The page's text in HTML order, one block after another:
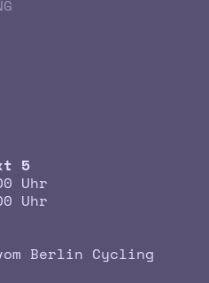
5
Uhr
Uhr
Berlin Cycling